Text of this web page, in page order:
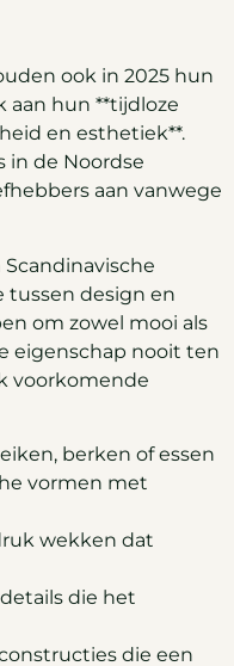
ook in 2025 hun
hun **tijdloze
en esthetiek**.
in de Noordse
aan vanwege
tussen design en
om zowel mooi als
eigenschap nooit ten
voorkomende
berken of essen
vormen met
wekken dat
die het
die een